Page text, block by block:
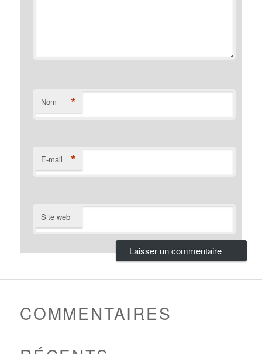
Nom *
E-mail *
Site web
COMMENTAIRES